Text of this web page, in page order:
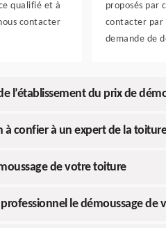
qualifié et à
contacter
proposés par
contacter par
demande de
l’établissement du prix de
confier à un expert de la
de votre toiture
le démoussage de